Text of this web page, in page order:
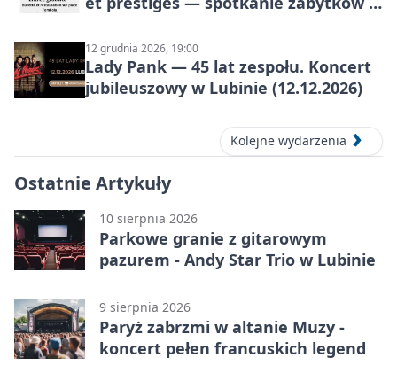
12 grudnia 2026, 19:00
Lady Pank — 45 lat zespołu. Koncert
jubileuszowy w Lubinie (12.12.2026)
Kolejne wydarzenia
Ostatnie Artykuły
10 sierpnia 2026
Parkowe granie z gitarowym
pazurem - Andy Star Trio w Lubinie
9 sierpnia 2026
Paryż zabrzmi w altanie Muzy -
koncert pełen francuskich legend